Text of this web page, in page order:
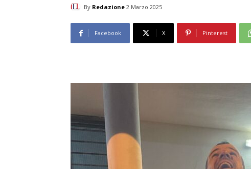
By Redazione 2 Marzo 2025
Facebook X Pinterest